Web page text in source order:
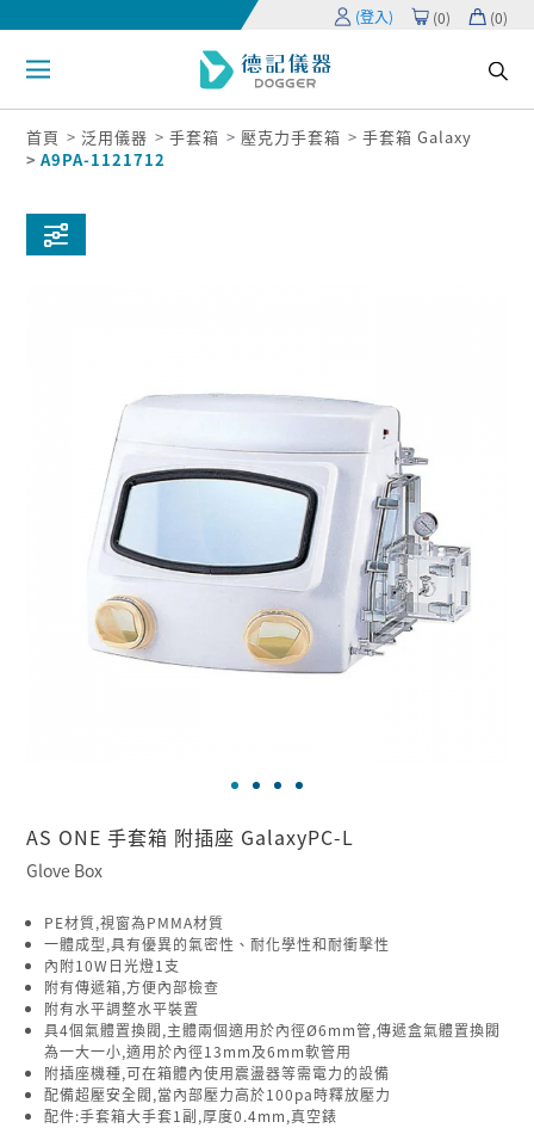
(登入) (0) (0)
首頁 泛用儀器 手套箱 壓克力手套箱
手套箱 Galaxy
A9PA-1121712
AS ONE 手套箱 附插座 GalaxyPC-L
Glove Box
PE材質,視窗為PMMA材質
一體成型,具有優異的氣密性、耐化學性和耐衝擊性
內附10W日光燈1支
附有傳遞箱,方便內部檢查
附有水平調整水平裝置
具4個氣體置換閥,主體兩個適用於內徑Ø6mm管,傳遞盒氣體置換閥
為一大一小,適用於內徑13mm及6mm軟管用
附插座機種,可在箱體內使用震盪器等需電力的設備
配備超壓安全閥,當內部壓力高於100pa時釋放壓力
配件:手套箱大手套1副,厚度0.4mm,真空錶